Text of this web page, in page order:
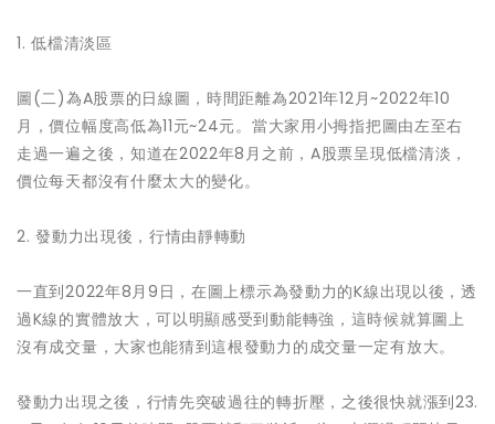
1. 低檔清淡區
圖(二)為A股票的日線圖，時間距離為2021年12月~2022年10
月，價位幅度高低為11元~24元。當大家用小拇指把圖由左至右
走過一遍之後，知道在2022年8月之前，A股票呈現低檔清淡，
價位每天都沒有什麼太大的變化。
2. 發動力出現後，行情由靜轉動
一直到2022年8月9日，在圖上標示為發動力的K線出現以後，透
過K線的實體放大，可以明顯感受到動能轉強，這時候就算圖上
沒有成交量，大家也能猜到這根發動力的成交量一定有放大。
發動力出現之後，行情先突破過往的轉折壓，之後很快就漲到23.